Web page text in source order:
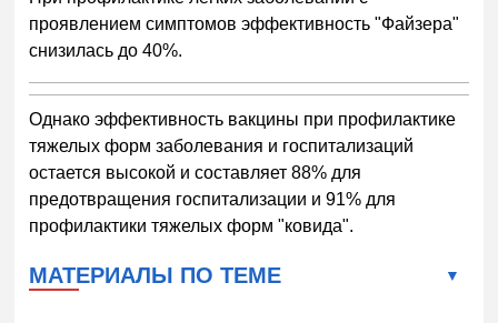
проявлением симптомов эффективность "Файзера"
снизилась до 40%.
Однако эффективность вакцины при профилактике
тяжелых форм заболевания и госпитализаций
остается высокой и составляет 88% для
предотвращения госпитализации и 91% для
профилактики тяжелых форм "ковида".
МАТЕРИАЛЫ ПО ТЕМЕ